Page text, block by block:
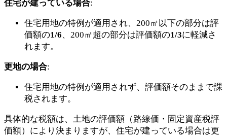
住宅が建っている場合:
住宅用地の特例が適用され、200㎡以下の部分は評
価額の1/6、200㎡超の部分は評価額の1/3に軽減さ
れます。
更地の場合:
住宅用地の特例が適用されず、評価額そのままで課
税されます。
具体的な税額は、土地の評価額（路線価・固定資産税評
価額）により決まりますが、住宅が建っている場合は更